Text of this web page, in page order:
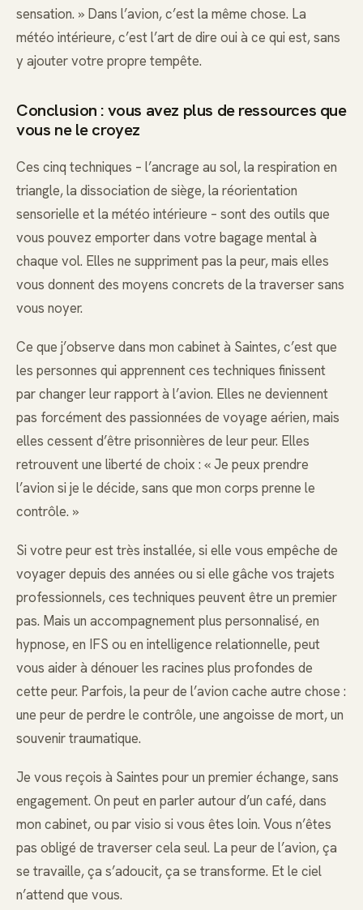
sensation. » Dans l’avion, c’est la même chose. La
météo intérieure, c’est l’art de dire oui à ce qui est, sans
y ajouter votre propre tempête.
Conclusion : vous avez plus de ressources que
vous ne le croyez
Ces cinq techniques – l’ancrage au sol, la respiration en
triangle, la dissociation de siège, la réorientation
sensorielle et la météo intérieure – sont des outils que
vous pouvez emporter dans votre bagage mental à
chaque vol. Elles ne suppriment pas la peur, mais elles
vous donnent des moyens concrets de la traverser sans
vous noyer.
Ce que j’observe dans mon cabinet à Saintes, c’est que
les personnes qui apprennent ces techniques finissent
par changer leur rapport à l’avion. Elles ne deviennent
pas forcément des passionnées de voyage aérien, mais
elles cessent d’être prisonnières de leur peur. Elles
retrouvent une liberté de choix : « Je peux prendre
l’avion si je le décide, sans que mon corps prenne le
contrôle. »
Si votre peur est très installée, si elle vous empêche de
voyager depuis des années ou si elle gâche vos trajets
professionnels, ces techniques peuvent être un premier
pas. Mais un accompagnement plus personnalisé, en
hypnose, en IFS ou en intelligence relationnelle, peut
vous aider à dénouer les racines plus profondes de
cette peur. Parfois, la peur de l’avion cache autre chose :
une peur de perdre le contrôle, une angoisse de mort, un
souvenir traumatique.
Je vous reçois à Saintes pour un premier échange, sans
engagement. On peut en parler autour d’un café, dans
mon cabinet, ou par visio si vous êtes loin. Vous n’êtes
pas obligé de traverser cela seul. La peur de l’avion, ça
se travaille, ça s’adoucit, ça se transforme. Et le ciel
n’attend que vous.